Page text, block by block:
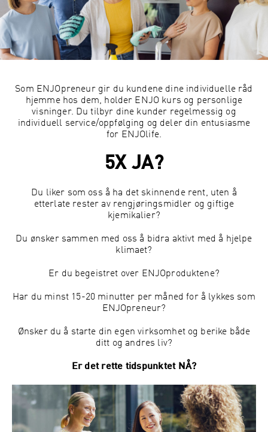
Som ENJOpreneur gir du kundene dine individuelle råd
hjemme hos dem, holder ENJO kurs og personlige
visninger. Du tilbyr dine kunder regelmessig og
individuell service/oppfølging og deler din entusiasme
for ENJOlife.
5X JA?
Du liker som oss å ha det skinnende rent, uten å
etterlate rester av rengjøringsmidler og giftige
kjemikalier?
Du ønsker sammen med oss å bidra aktivt med å hjelpe
klimaet?
Er du begeistret over ENJOproduktene?
Har du minst 15-20 minutter per måned for å lykkes som
ENJOpreneur?
Ønsker du å starte din egen virksomhet og berike både
ditt og andres liv?
Er det rette tidspunktet NÅ?